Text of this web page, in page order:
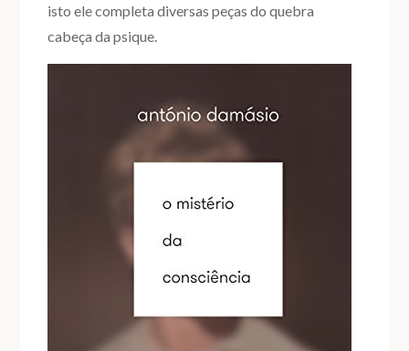
isto ele completa diversas peças do quebra
cabeça da psique.